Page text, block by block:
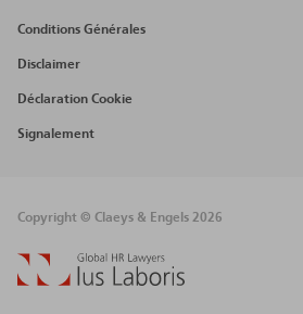
Footer
menu
Conditions Générales
Disclaimer
Déclaration Cookie
Signalement
Copyright © Claeys & Engels 2026